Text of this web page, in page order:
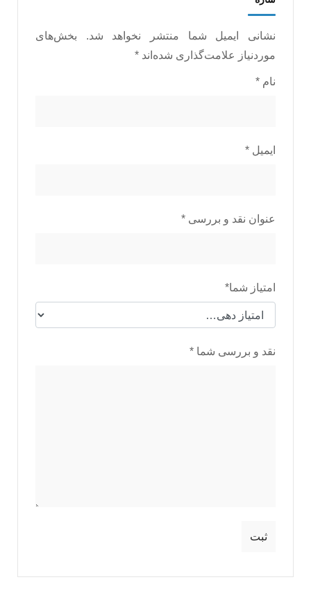
نشانی ایمیل شما منتشر نخواهد شد.
بخش‌های
موردنیاز علامت‌گذاری شده‌اند *
نام *
ایمیل *
عنوان نقد و بررسی *
امتیاز شما*
نقد و بررسی شما *